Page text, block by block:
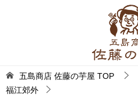
五島商店 佐藤の芋屋 TOP
福江郊外